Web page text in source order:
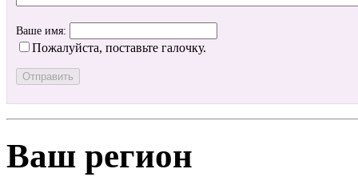
Ваше имя:
Пожалуйста, поставьте галочку.
Ваш регион